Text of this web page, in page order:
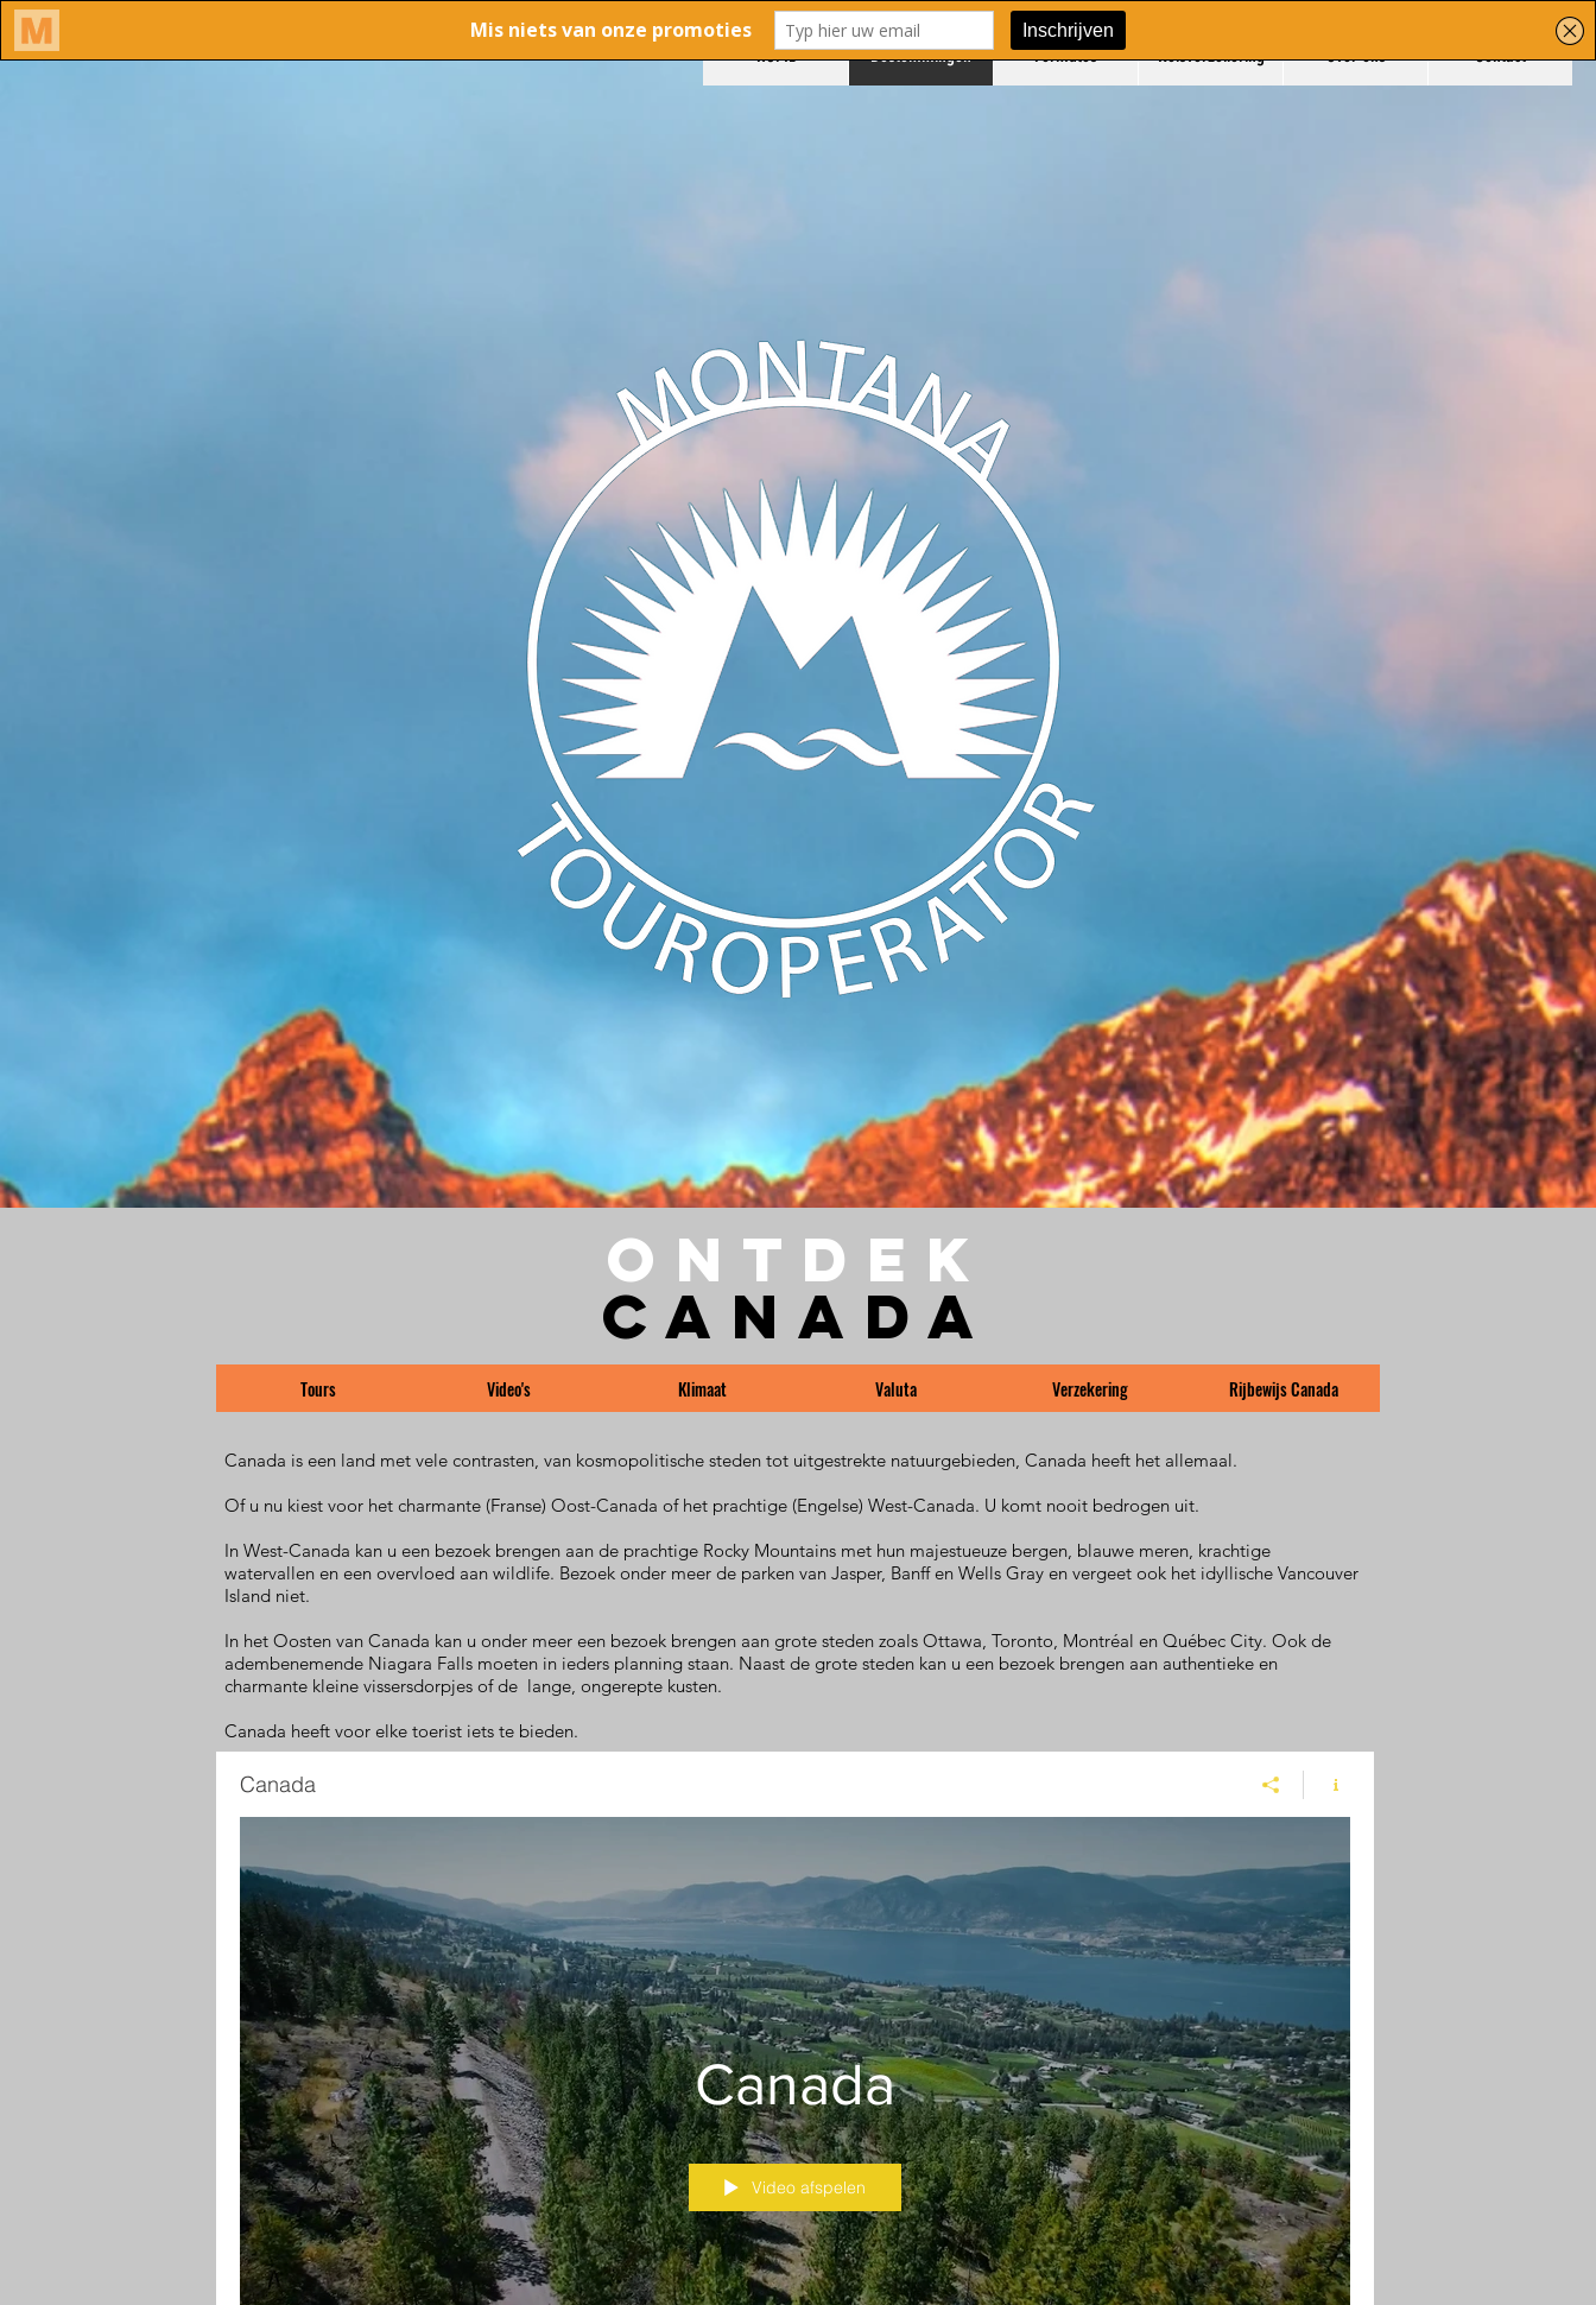
HOME Bestemmingen Formules Reisverzekering Over ons Contact
Ontdek
Canada
Tours Video's Klimaat Valuta Verzekering Rijbewijs Canada
Canada is een land met vele contrasten, van kosmopolitische steden tot uitgestrekte natuurgebieden, Canada heeft het allemaal.
Of u nu kiest voor het charmante (Franse) Oost-Canada of het prachtige (Engelse) West-Canada. U komt nooit bedrogen uit.
In West-Canada kan u een bezoek brengen aan de prachtige Rocky Mountains met hun majestueuze bergen, blauwe meren, krachtige
watervallen en een overvloed aan wildlife. Bezoek onder meer de parken van Jasper, Banff en Wells Gray en vergeet ook het idyllische Vancouver
Island niet.
In het Oosten van Canada kan u onder meer een bezoek brengen aan grote steden zoals Ottawa, Toronto, Montréal en Québec City. Ook de
adembenemende Niagara Falls moeten in ieders planning staan. Naast de grote steden kan u een bezoek brengen aan authentieke en
charmante kleine vissersdorpjes of de lange, ongerepte kusten.
Canada heeft voor elke toerist iets te bieden.
Canada
Canada
Video afspelen